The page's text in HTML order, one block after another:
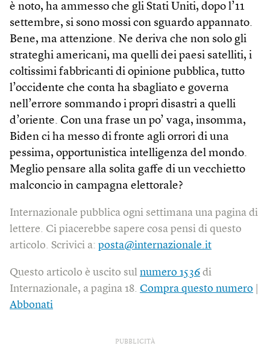
è noto, ha ammesso che gli Stati Uniti, dopo l’11
settembre, si sono mossi con sguardo appannato.
Bene, ma attenzione. Ne deriva che non solo gli
strateghi americani, ma quelli dei paesi satelliti, i
coltissimi fabbricanti di opinione pubblica, tutto
l’occidente che conta ha sbagliato e governa
nell’errore sommando i propri disastri a quelli
d’oriente. Con una frase un po’ vaga, insomma,
Biden ci ha messo di fronte agli orrori di una
pessima, opportunistica intelligenza del mondo.
Meglio pensare alla solita gaffe di un vecchietto
malconcio in campagna elettorale?
Internazionale pubblica ogni settimana una pagina di
lettere. Ci piacerebbe sapere cosa pensi di questo
articolo. Scrivici a: posta@internazionale.it
Questo articolo è uscito sul numero 1536 di
Internazionale, a pagina 18. Compra questo numero
Abbonati
PUBBLICITÀ